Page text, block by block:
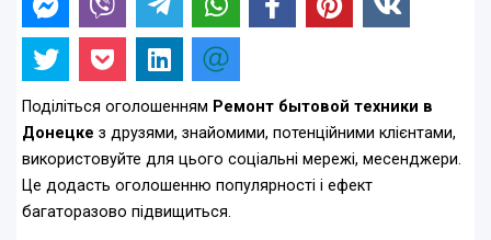
Поділіться оголошенням Ремонт бытовой техники в
Донецке з друзями, знайомими, потенційними клієнтами,
використовуйте для цього соціальні мережі, месенджери.
Це додасть оголошенню популярності і ефект
багаторазово підвищиться.